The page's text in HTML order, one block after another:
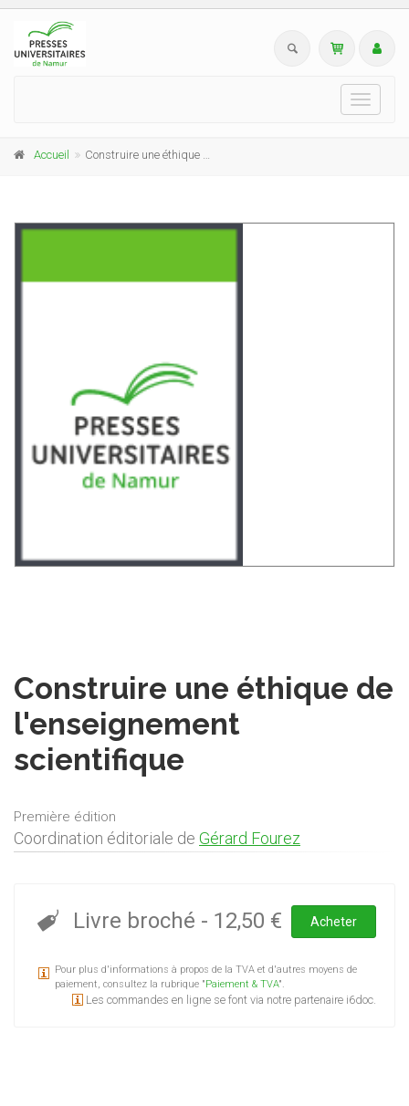
Toggle
Accueil Construire une éthique de l'enseignement scientifique
Construire une éthique de
l'enseignement
scientifique
Première édition
Coordination éditoriale de Gérard Fourez
Livre broché - 12,50 € Acheter
Pour plus d'informations à propos de la TVA et d'autres moyens de
paiement, consultez la rubrique "Paiement & TVA".
Les commandes en ligne se font via notre partenaire i6doc.